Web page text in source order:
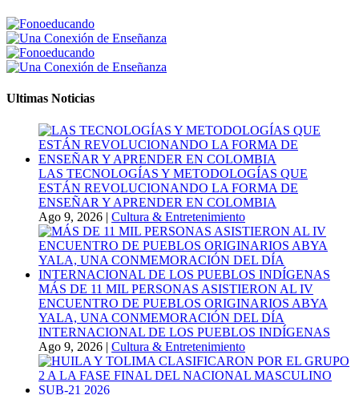
Ultimas Noticias
LAS TECNOLOGÍAS Y METODOLOGÍAS QUE
ESTÁN REVOLUCIONANDO LA FORMA DE
ENSEÑAR Y APRENDER EN COLOMBIA
Ago 9, 2026 | Cultura & Entretenimiento
MÁS DE 11 MIL PERSONAS ASISTIERON AL IV
ENCUENTRO DE PUEBLOS ORIGINARIOS ABYA
YALA, UNA CONMEMORACIÓN DEL DÍA
INTERNACIONAL DE LOS PUEBLOS INDÍGENAS
Ago 9, 2026 | Cultura & Entretenimiento